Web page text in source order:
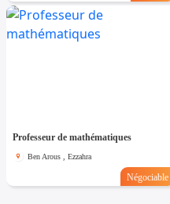
Professeur de mathématiques
Ben Arous , Ezzahra
Négociable